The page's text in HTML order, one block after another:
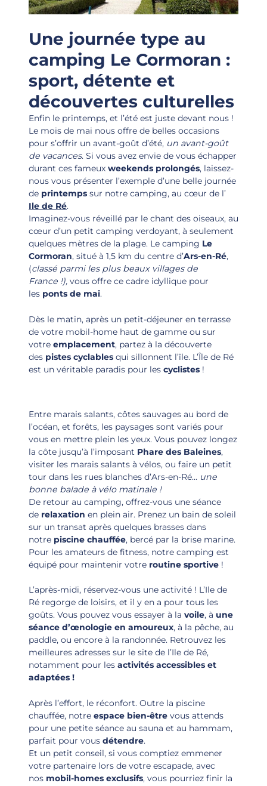
Une journée type au
camping Le Cormoran :
sport, détente et
découvertes culturelles
Enfin le printemps, et l’été est juste devant nous !
Le mois de mai nous offre de belles occasions
pour s’offrir un avant-goût d’été, un avant-goût
de vacances. Si vous avez envie de vous échapper
durant ces fameux weekends prolongés, laissez-
nous vous présenter l’exemple d’une belle journée
de printemps sur notre camping, au cœur de l’
Ile de Ré.
Imaginez-vous réveillé par le chant des oiseaux, au
cœur d’un petit camping verdoyant, à seulement
quelques mètres de la plage. Le camping Le
Cormoran, situé à 1,5 km du centre d’Ars-en-Ré,
(classé parmi les plus beaux villages de
France !), vous offre ce cadre idyllique pour
les ponts de mai.
Dès le matin, après un petit-déjeuner en terrasse
de votre mobil-home haut de gamme ou sur
votre emplacement, partez à la découverte
des pistes cyclables qui sillonnent l’île. L’Île de Ré
est un véritable paradis pour les cyclistes !
Entre marais salants, côtes sauvages au bord de
l’océan, et forêts, les paysages sont variés pour
vous en mettre plein les yeux. Vous pouvez longez
la côte jusqu’à l’imposant Phare des Baleines,
visiter les marais salants à vélos, ou faire un petit
tour dans les rues blanches d’Ars-en-Ré… une
bonne balade à vélo matinale !
De retour au camping, offrez-vous une séance
de relaxation en plein air. Prenez un bain de soleil
sur un transat après quelques brasses dans
notre piscine chauffée, bercé par la brise marine.
Pour les amateurs de fitness, notre camping est
équipé pour maintenir votre routine sportive !
L’après-midi, réservez-vous une activité ! L’Ile de
Ré regorge de loisirs, et il y en a pour tous les
goûts. Vous pouvez vous essayer à la voile, à une
séance d’œnologie en amoureux, à la pêche, au
paddle, ou encore à la randonnée. Retrouvez les
meilleures adresses sur le site de l’Ile de Ré,
notamment pour les activités accessibles et
adaptées !
Après l’effort, le réconfort. Outre la piscine
chauffée, notre espace bien-être vous attends
pour une petite séance au sauna et au hammam,
parfait pour vous détendre.
Et un petit conseil, si vous comptiez emmener
votre partenaire lors de votre escapade, avec
nos mobil-homes exclusifs, vous pourriez finir la